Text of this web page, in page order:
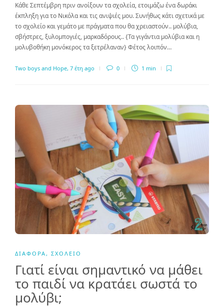
Κάθε Σεπτέμβρη πριν ανοίξουν τα σχολεία, ετοιμάζω ένα δωράκι
έκπληξη για το Νικόλα και τις ανιψιές μου. Συνήθως κάτι σχετικά με
το σχολείο και γεμάτο με πράγματα που θα χρειαστούν.. μολύβια,
σβήστρες, ξυλομπογιές, μαρκαδόρους.. {Τα γιγάντια μολύβια και η
μολυβοθήκη μονόκερος τα ξετρέλαναν} Φέτος λοιπόν…
Two boys and Hope, 7 έτη ago 0 1 min
ΔΙΆΦΟΡΑ , ΣΧΟΛΕΊΟ
Γιατί είναι σημαντικό να μάθει
το παιδί να κρατάει σωστά το
μολύβι;